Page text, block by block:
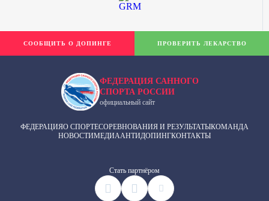
ФЕДЕРАЦИЯ САННОГО
СПОРТА РОССИИ
официальный сайт
ФЕДЕРАЦИЯО СПОРТЕСОРЕВНОВАНИЯ И РЕЗУЛЬТАТЫКОМАНДА
НОВОСТИМЕДИААНТИДОПИНГКОНТАКТЫ
Cтать партнёром
СООБЩИТЬ О ДОПИНГЕ ПРОВЕРИТЬ ЛЕКАРСТВО